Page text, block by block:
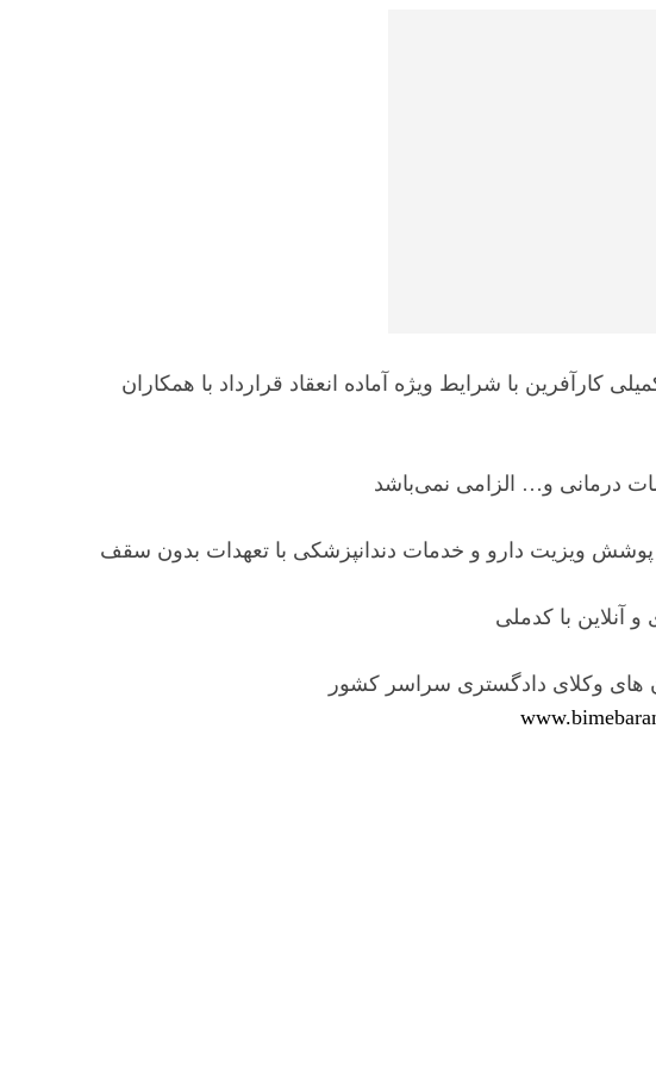
کارآفرین با شرایط ویژه آماده انعقاد قرارداد با همکاران
درمانی و… الزامی نمی‌باشد
ویزیت دارو و خدمات دندانپزشکی با تعهدات بدون سقف
آنلاین با کدملی
های وکلای دادگستری سراسر کشور